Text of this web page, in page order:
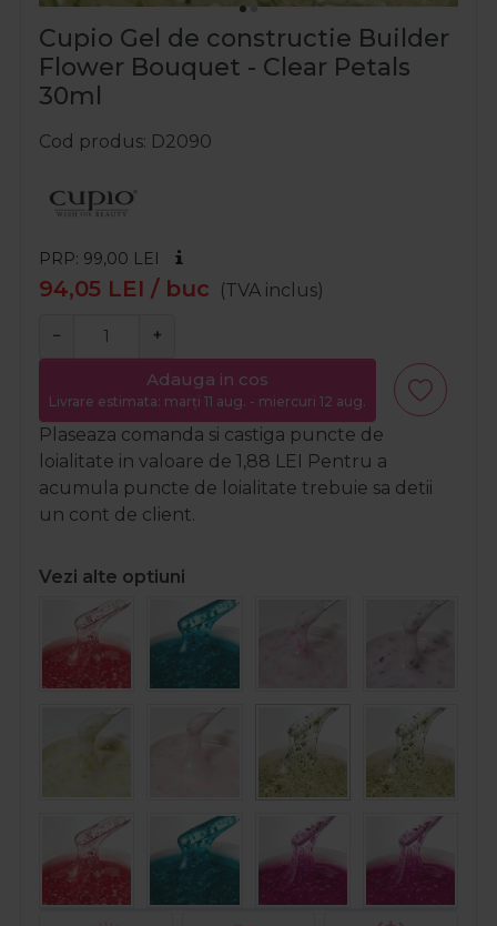
Cupio Gel de constructie Builder
Flower Bouquet - Clear Petals
30ml
Cod produs D2090
PRP: 99,00 LEI
94,05 LEI / buc (TVA inclus)
− +
Adauga in cos
Livrare estimata: marți 11 aug. - miercuri 12 aug.
Plaseaza comanda si castiga puncte de
loialitate in valoare de 1,88 LEI Pentru a
acumula puncte de loialitate trebuie sa detii
un cont de client.
Vezi alte optiuni